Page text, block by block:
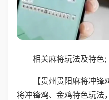
相关麻将玩法及特色;
【贵州贵阳麻将冲
将冲锋鸡、金鸡特色玩法